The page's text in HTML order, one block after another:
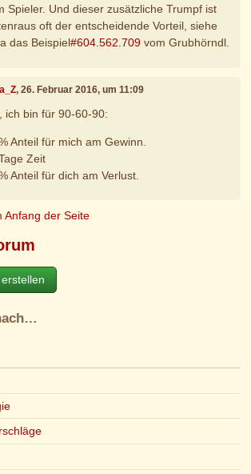
Spieler. Und dieser zusätzliche Trumpf ist
oft der entscheidende Vorteil, siehe
das Beispiel#604.562.709 vom Grubhörndl.
, 26. Februar 2016, um 11:09
ich bin für 90-60-90:
Anteil für mich am Gewinn.
Zeit
Anteil für dich am Verlust.
Anfang der Seite